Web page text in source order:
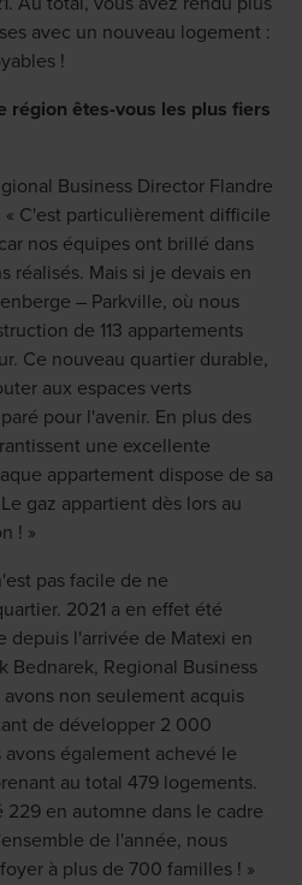
avec un nouveau logement :
!
région êtes-vous les plus fiers
Business Director Flandre
C'est particulièrement difficile
nos équipes ont brillé dans
réalisés. Mais si je devais en
– Parkville, où nous
de 113 appartements
Ce nouveau quartier durable,
aux espaces verts
pour l'avenir. En plus des
une excellente
appartement dispose de sa
gaz appartient dès lors au
! »
pas facile de ne
2021 a en effet été
depuis l'arrivée de Matexi en
Bednarek, Regional Business
non seulement acquis
de développer 2 000
également achevé le
au total 479 logements.
229 en automne dans le cadre
de l'année, nous
à plus de 700 familles ! »